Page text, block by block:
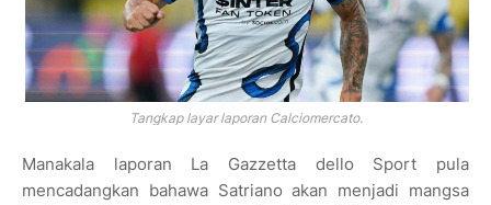
Tangkap layar laporan Calciomercato.
Manakala laporan La Gazzetta dello Sport pula
mencadangkan bahawa Satriano akan menjadi mangsa